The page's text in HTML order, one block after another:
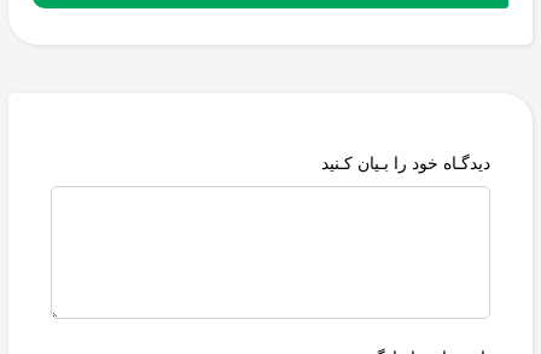
دیدگـاه خود را بـیان کـنید